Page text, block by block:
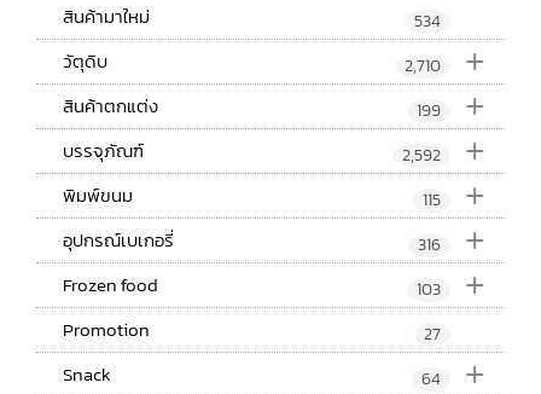
สินค้ามาใหม่ 534
+
วัตุดิบ 2,710
+
สินค้าตกแต่ง 199
+
บรรจุภัณฑ์ 2,592
+
พิมพ์ขนม 115
+
อุปกรณ์เบเกอรี่ 316
+
Frozen food 103
Promotion 27
+
Snack 64